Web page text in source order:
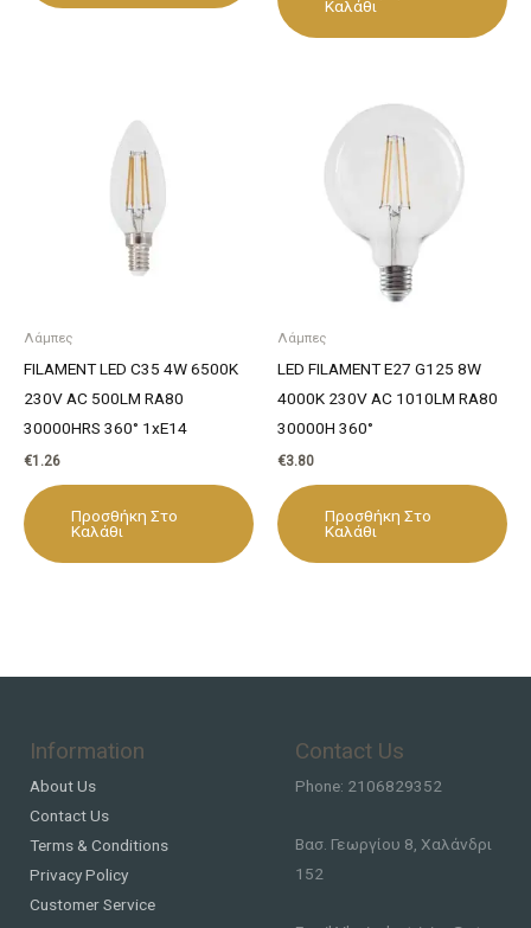
Καλάθι
Λάμπες
FILAMENT LED C35 4W 6500K
230V AC 500LM RA80
30000HRS 360° 1xE14
€1.26
Προσθήκη Στο
Καλάθι
Λάμπες
LED FILAMENT E27 G125 8W
4000K 230V AC 1010LM RA80
30000H 360°
€3.80
Προσθήκη Στο
Καλάθι
Information
About Us
Contact Us
Terms & Conditions
Privacy Policy
Customer Service
Contact Us
Phone: 2106829352
Βασ. Γεωργίου 8, Χαλάνδρι
152